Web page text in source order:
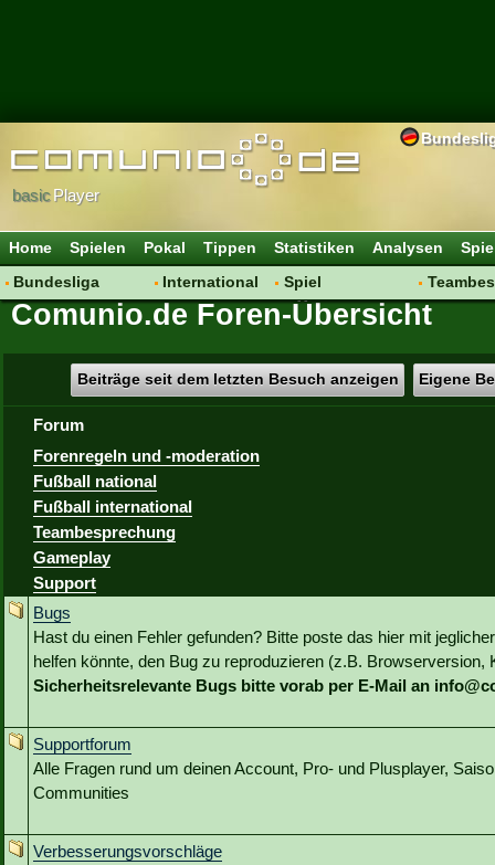
basicPlayer
Home Spielen Pokal Tippen Statistiken Analysen
Bundesliga
Hot News
Spielanalyse
Vereinsdiskussion
Vereinsfragen
International
Vereine
Spiel
Regeln & Tipps
Comunio.de Foren-Übersicht
Beiträge seit dem letzten Besuch anzeigen Eigene
Forum
Forenregeln und -moderation
Fußball national
Fußball international
Teambesprechung
Gameplay
Support
Bugs
Hast du einen Fehler gefunden? Bitte poste das hier mit
helfen könnte, den Bug zu reproduzieren (z.B. Browserversion,
Sicherheitsrelevante Bugs bitte vorab per E-Mail an
Supportforum
Alle Fragen rund um deinen Account, Pro- und Plusplayer,
Communities
Verbesserungsvorschläge